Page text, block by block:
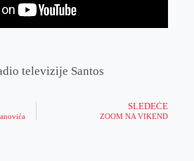
televizije Santos
SLEDEĆE
ZOOM NA VIKEND